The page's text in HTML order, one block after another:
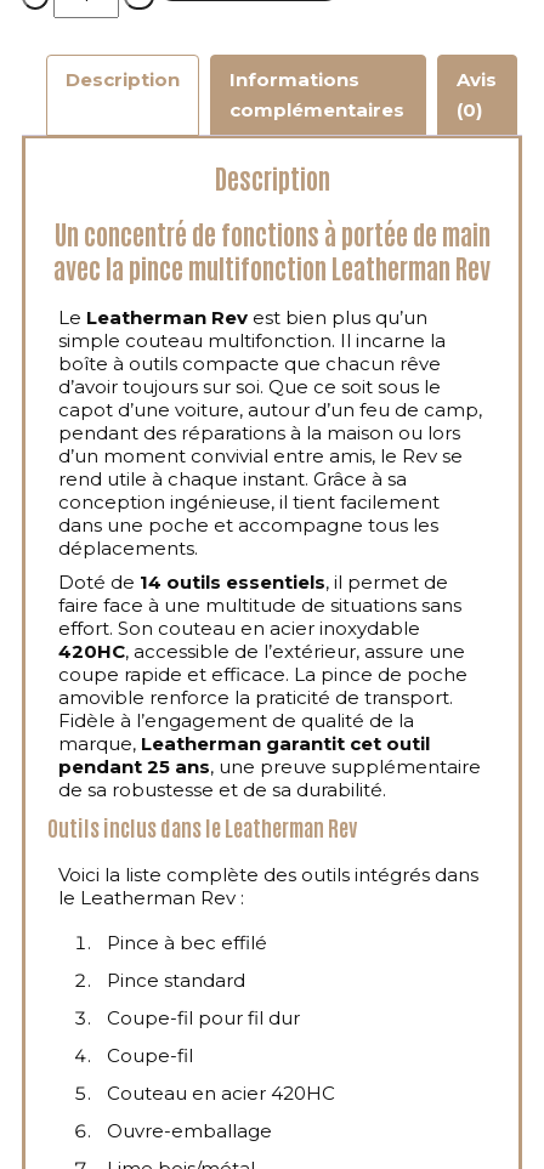
Description
Informations
complémentaires
Avis
(0)
Description
Un concentré de fonctions à portée de main
avec la pince multifonction Leatherman Rev
Le Leatherman Rev est bien plus qu’un
simple couteau multifonction. Il incarne la
boîte à outils compacte que chacun rêve
d’avoir toujours sur soi. Que ce soit sous le
capot d’une voiture, autour d’un feu de camp,
pendant des réparations à la maison ou lors
d’un moment convivial entre amis, le Rev se
rend utile à chaque instant. Grâce à sa
conception ingénieuse, il tient facilement
dans une poche et accompagne tous les
déplacements.
Doté de 14 outils essentiels, il permet de
faire face à une multitude de situations sans
effort. Son couteau en acier inoxydable
420HC, accessible de l’extérieur, assure une
coupe rapide et efficace. La pince de poche
amovible renforce la praticité de transport.
Fidèle à l’engagement de qualité de la
marque, Leatherman garantit cet outil
pendant 25 ans, une preuve supplémentaire
de sa robustesse et de sa durabilité.
Outils inclus dans le Leatherman Rev
Voici la liste complète des outils intégrés dans
le Leatherman Rev :
Pince à bec effilé
Pince standard
Coupe-fil pour fil dur
Coupe-fil
Couteau en acier 420HC
Ouvre-emballage